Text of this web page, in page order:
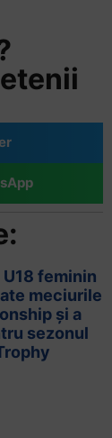
U18 feminin
meciurile
și a
sezonul